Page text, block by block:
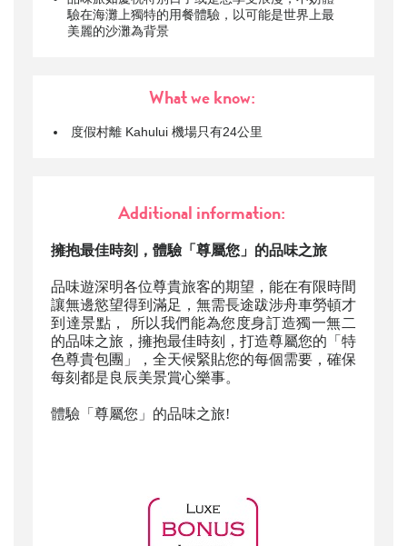
驗在海灘上獨特的用餐體驗，以可能是世界上最
美麗的沙灘為背景
What we know:
度假村離 Kahului 機場只有24公里
Additional information:
擁抱最佳時刻，體驗「尊屬您」的品味之旅
品味遊深明各位尊貴旅客的期望，能在有限時間
讓無邊慾望得到滿足，無需長途跋涉舟車勞頓才
到達景點， 所以我們能為您度身訂造獨一無二
的品味之旅，擁抱最佳時刻，打造尊屬您的「特
色尊貴包團」，全天候緊貼您的每個需要，確保
每刻都是良辰美景賞心樂事。
體驗「尊屬您」的品味之旅!